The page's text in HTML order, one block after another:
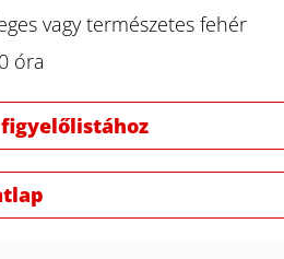
vagy természetes fehér
óra
figyelőlistához